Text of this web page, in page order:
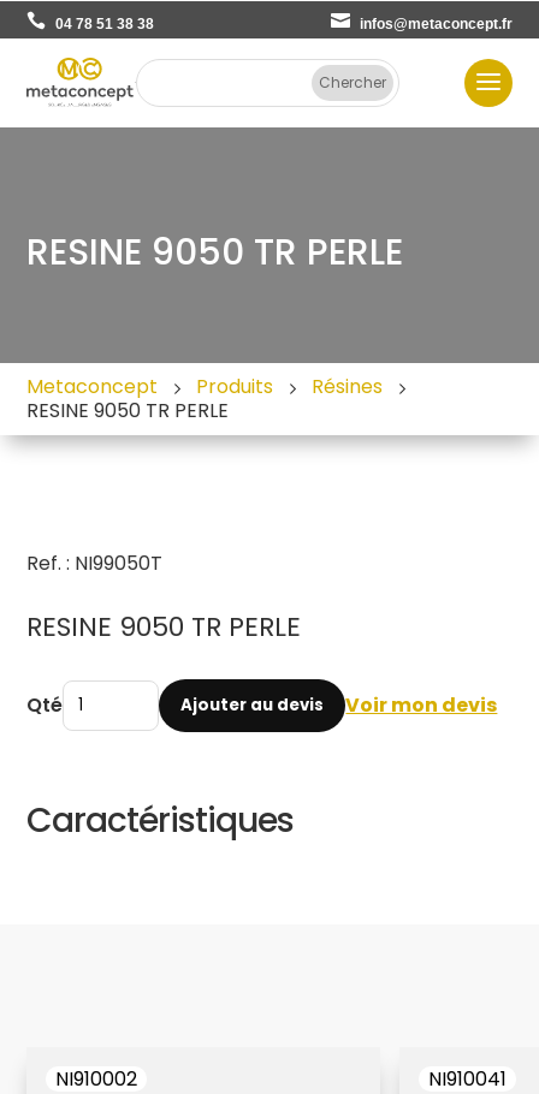
04 78 51 38 38 infos@metaconcept.fr
RESINE 9050 TR PERLE
Metaconcept Produits
Résines
RESINE 9050 TR PERLE
Ref. : NI99050T
RESINE 9050 TR PERLE
Qté Ajouter au devis Voir mon devis
Caractéristiques
NI910002
NI910041